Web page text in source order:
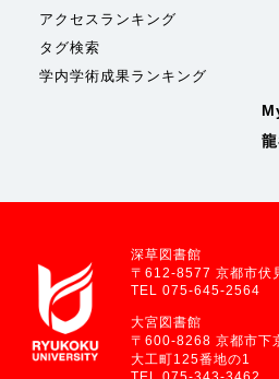
アクセスランキング
タグ検索
学内学術成果ランキング
深草図書館
〒612-8577 京都市伏
TEL 075-645-2564
大宮図書館
〒600-8268 京都市下
大工町125番地の1